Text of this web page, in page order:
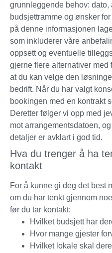
grunnleggende behov: dato,
budsjettramme og ønsker
på denne informasjonen
som inkluderer våre
oppsett og eventuelle
gjerne flere alternativer
at du kan velge den
bedrift. Når du har valgt
bookingen med en kontrakt
Deretter følger vi opp med
mot arrangementsdatoen,
detaljer er avklart i god tid.
Hva du trenger å ha
kontakt
For å kunne gi deg det best
om du har tenkt gjennom
før du tar kontakt:
Hvilket budsjett har
Hvor mange gjester
Hvilket lokale skal